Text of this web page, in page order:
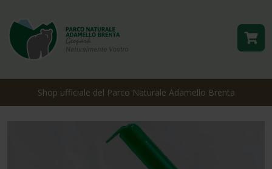
Shop ufficiale del Parco Naturale Adamello Brenta